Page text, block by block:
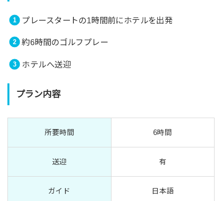
プレースタートの1時間前にホテルを出発
約6時間のゴルフプレー
ホテルへ送迎
プラン内容
所要時間 6時間
送迎 有
ガイド 日本語